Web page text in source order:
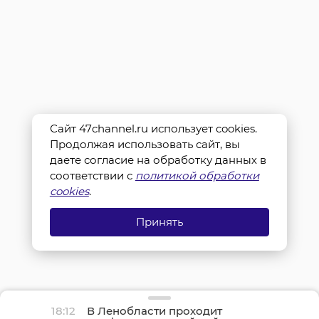
18:12 В Ленобласти проходит
Сайт 47channel.ru использует cookies.
Продолжая использовать сайт, вы
даете согласие на обработку данных в
соответствии с политикой обработки
cookies.
Принять